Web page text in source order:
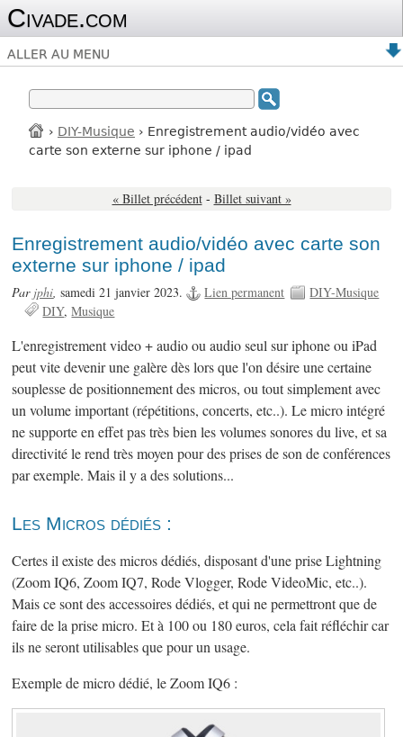
Civade.com
ALLER AU MENU
› DIY-Musique › Enregistrement audio/vidéo avec
carte son externe sur iphone / ipad
« Billet précédent - Billet suivant »
Enregistrement audio/vidéo avec carte son
externe sur iphone / ipad
Par jphi,samedi 21 janvier 2023. Lien permanent
DIY-Musique
DIY Musique
L'enregistrement video + audio ou audio seul sur iphone ou iPad
peut vite devenir une galère dès lors que l'on désire une certaine
souplesse de positionnement des micros, ou tout simplement avec
un volume important (répétitions, concerts, etc..). Le micro intégré
ne supporte en effet pas très bien les volumes sonores du live, et sa
directivité le rend très moyen pour des prises de son de conférences
par exemple. Mais il y a des solutions...
Les Micros dédiés :
Certes il existe des micros dédiés, disposant d'une prise Lightning
(Zoom IQ6, Zoom IQ7, Rode Vlogger, Rode VideoMic, etc..).
Mais ce sont des accessoires dédiés, et qui ne permettront que de
faire de la prise micro. Et à 100 ou 180 euros, cela fait réfléchir car
ils ne seront utilisables que pour un usage.
Exemple de micro dédié, le Zoom IQ6 :